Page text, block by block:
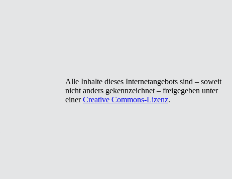
Alle Inhalte dieses Internetangebots sind – soweit
nicht anders gekennzeichnet – freigegeben unter
einerCreative Commons-Lizenz.